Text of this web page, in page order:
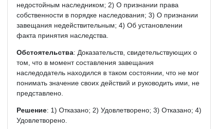
недостойным наследником; 2) О признании права
собственности в порядке наследования; 3) О признании
завещания недействительным; 4) Об установлении
факта принятия наследства.
Обстоятельства: Доказательств, свидетельствующих о
том, что в момент составления завещания
наследодатель находился в таком состоянии, что не мог
понимать значение своих действий и руководить ими, не
представлено.
Решение: 1) Отказано; 2) Удовлетворено; 3) Отказано; 4)
Удовлетворено.